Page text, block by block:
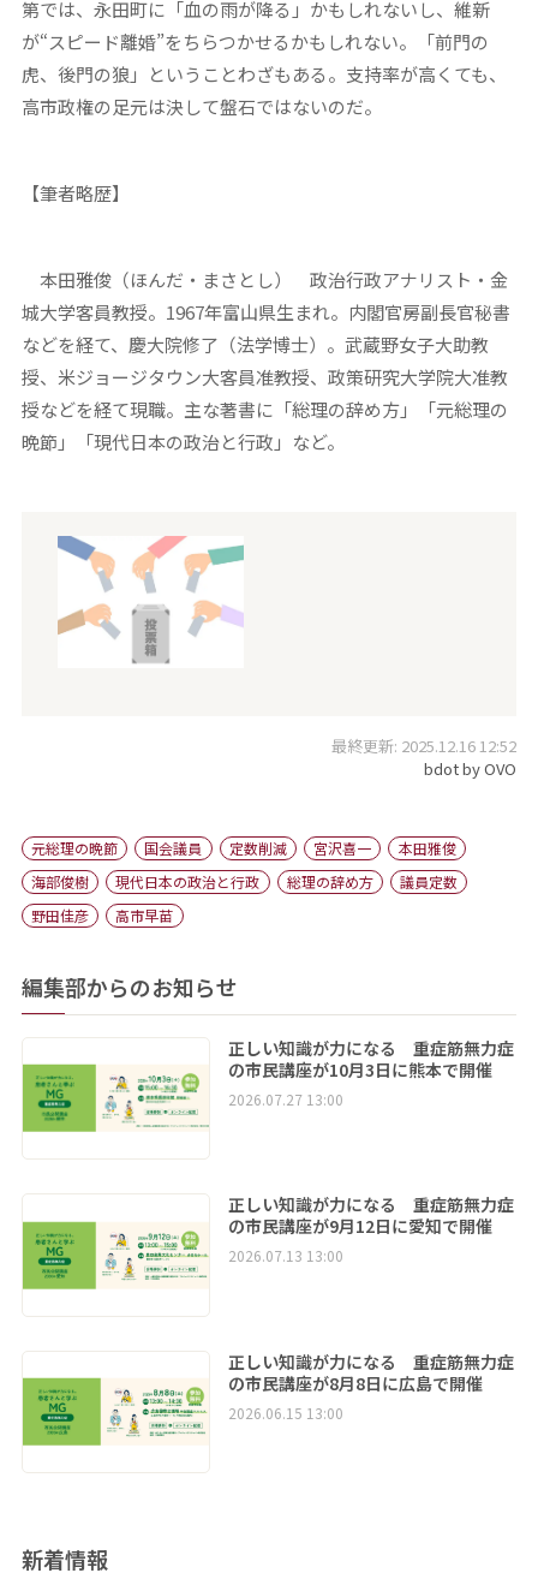
第では、永田町に「血の雨が降る」かもしれないし、維新
が“スピード離婚”をちらつかせるかもしれない。「前門の
虎、後門の狼」ということわざもある。支持率が高くても、
高市政権の足元は決して盤石ではないのだ。
【筆者略歴】
本田雅俊（ほんだ・まさとし） 政治行政アナリスト・金
城大学客員教授。1967年富山県生まれ。内閣官房副長官秘書
などを経て、慶大院修了（法学博士）。武蔵野女子大助教
授、米ジョージタウン大客員准教授、政策研究大学院大准教
授などを経て現職。主な著書に「総理の辞め方」「元総理の
晩節」「現代日本の政治と行政」など。
最終更新: 2025.12.16 12:52
bdot by OVO
元総理の晩節 国会議員 定数削減 宮沢喜一
本田雅俊
海部俊樹
現代日本の政治と行政 総理の辞め方
議員定数
野田佳彦
高市早苗
編集部からのお知らせ
正しい知識が力になる 重症筋無力症
の市民講座が10月3日に熊本で開催
2026.07.27 13:00
正しい知識が力になる 重症筋無力症
の市民講座が9月12日に愛知で開催
2026.07.13 13:00
正しい知識が力になる 重症筋無力症
の市民講座が8月8日に広島で開催
2026.06.15 13:00
新着情報